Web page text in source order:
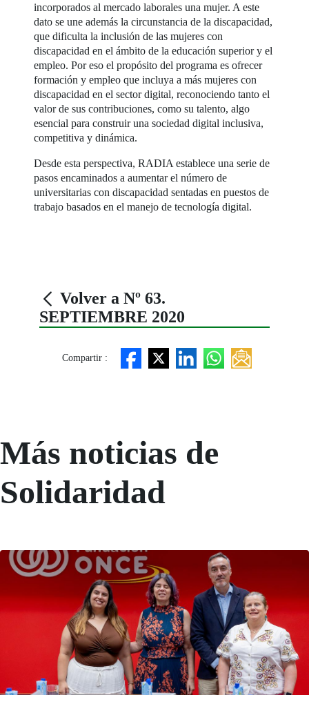
incorporados al mercado laborales una mujer. A este
dato se une además la circunstancia de la discapacidad,
que dificulta la inclusión de las mujeres con
discapacidad en el ámbito de la educación superior y el
empleo. Por eso el propósito del programa es ofrecer
formación y empleo que incluya a más mujeres con
discapacidad en el sector digital, reconociendo tanto el
valor de sus contribuciones, como su talento, algo
esencial para construir una sociedad digital inclusiva,
competitiva y dinámica.
Desde esta perspectiva, RADIA establece una serie de
pasos encaminados a aumentar el número de
universitarias con discapacidad sentadas en puestos de
trabajo basados en el manejo de tecnología digital.
Volver a Nº 63.
SEPTIEMBRE 2020
Compartir :
Más noticias de
Solidaridad